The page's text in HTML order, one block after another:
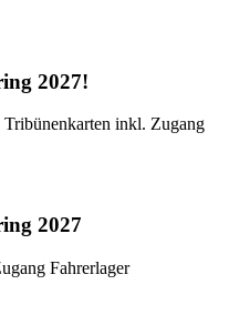
2027!
inkl. Zugang
2027
Fahrerlager